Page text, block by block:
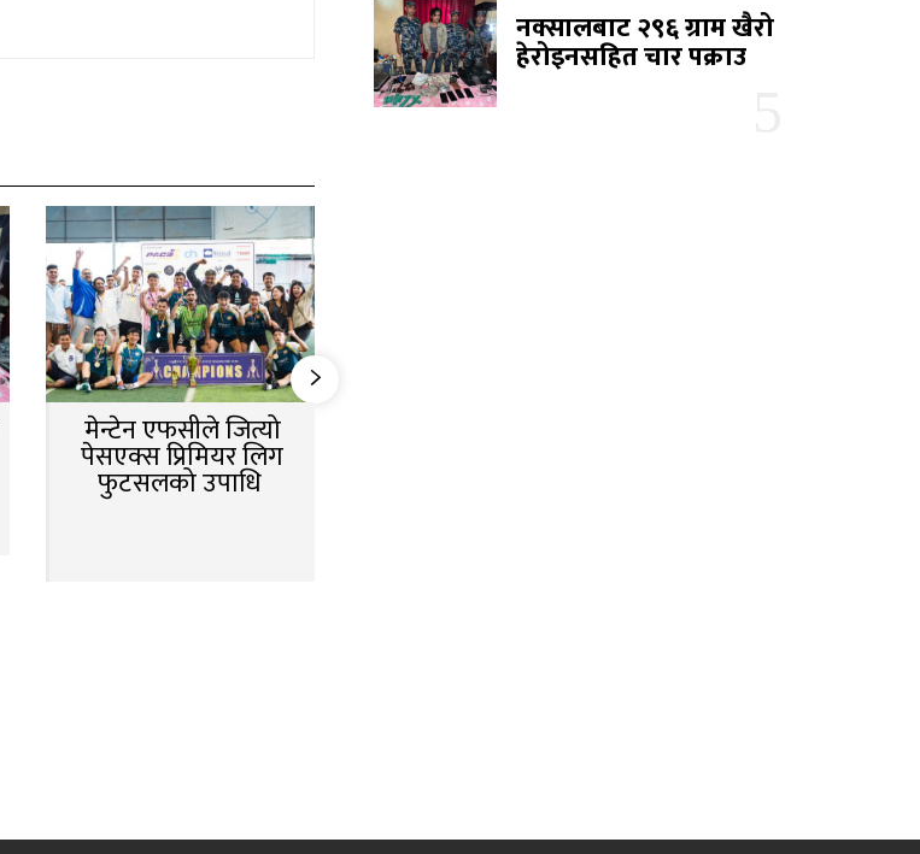
मेन्टेन एफसीले जित्यो
पेसएक्स प्रिमियर लिग
फुटसलको उपाधि
नक्सालबाट २९६ ग्राम खैरो
हेरोइनसहित चार पक्राउ